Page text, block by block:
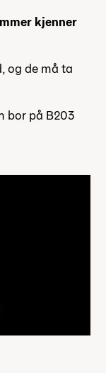
kjenner
og de må ta
bor på B203